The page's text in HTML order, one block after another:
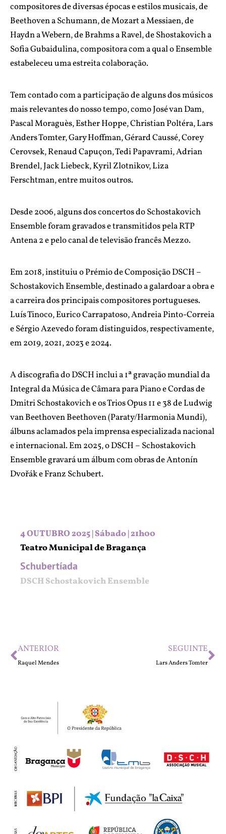
compositores de diversas épocas e estilos musicais, de
Beethoven a Schumann, de Mozart a Messiaen, de
Haydn a Webern, de Brahms a Ravel, de Shostakovich a
Sofia Gubaidulina, compositora com a qual o Ensemble
estabeleceu uma estreita colaboração.
Tem contado com a participação de alguns dos músicos
mais relevantes do nosso tempo, como José van Dam,
Pascal Moraguès, Esther Hoppe, Christian Poltéra, Lars
Anders Tomter, Gary Hoffman, Gérard Caussé, Corey
Cerovsek, Renaud Capuçon, Tedi Papavrami, Adrian
Brendel, Jack Liebeck, Kyril Zlotnikov, Liza
Ferschtman, entre muitos outros.
Desde 2006, alguns dos concertos do Schostakovich
Ensemble foram gravados e transmitidos pela RTP
Antena 2 e pelo canal de televisão francês Mezzo.
Em 2018, instituiu o Prémio de Composição DSCH –
Schostakovich Ensemble, destinado a galardoar a obra e
a carreira dos principais compositores portugueses.
Luís Tinoco, Eurico Carrapatoso, Andreia Pinto-Correia
e Sérgio Azevedo foram distinguidos, respectivamente,
em 2019, 2021, 2023 e 2024.
A discografia do DSCH inclui a 1ª gravação mundial da
Integral da Música de Câmara para Piano e Cordas de
Dmitri Schostakovich e os Trios Opus 11 e 38 de Ludwig
van Beethoven Beethoven (Paraty/Harmonia Mundi),
álbuns aclamados pela imprensa especializada nacional
e internacional. Em 2025, o DSCH – Schostakovich
Ensemble gravará um álbum com obras de Antonín
Dvořák e Franz Schubert.
4 OUTUBRO 2025 | Sábado | 21h00
Teatro Municipal de Bragança
Schubertíada
DSCH Schostakovich Ensemble
ANTERIOR
Raquel Mendes
SEGUINTE
Lars Anders Tomter